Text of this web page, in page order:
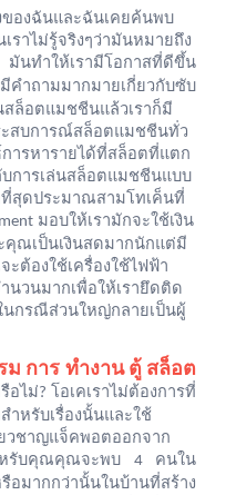
องฉันและฉันเคยค้นพบ
าไม่รู้จริงๆว่ามันหมายถึง
มันทำให้เรามีโอกาสที่ดีขึ้น
คำถามมากมายเกี่ยวกับซับ
สล็อตแมชชีนแล้วเราก็มี
ะสบการณ์สล็อตแมชชีนทั่ว
ารหารายได้ที่สล็อตที่แตก
บการเล่นสล็อตแมชชีนแบบ
สุดประมาณสามโทเค็นที่
มอบให้เรามักจะใช้เงิน
คุณเป็นเงินสดมากนักแต่มี
ต้องใช้เครื่องใช้ไฟฟ้า
วนมากเพื่อให้เรายึดติด
นกรณีส่วนใหญ่กลายเป็นผู้
ม การ ทำงาน ตู้ สล็อต
อไม่? โอเคเราไม่ต้องการที่
ำหรับเรื่องนั้นและใช้
วชาญแจ็คพอตออกจาก
หรับคุณคุณจะพบ 4 คนใน
อมากกว่านั้นในบ้านที่สร้าง